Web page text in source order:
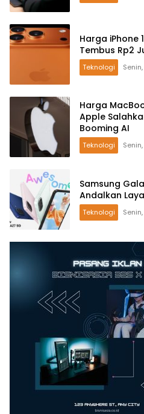
Harga iPhone
Tembus Rp2
Teknologi
Harga
Apple
Booming AI
Teknologi
Samsung
Andalkan
Teknologi